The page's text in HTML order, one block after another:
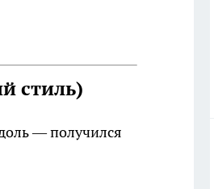
стиль)
— получился